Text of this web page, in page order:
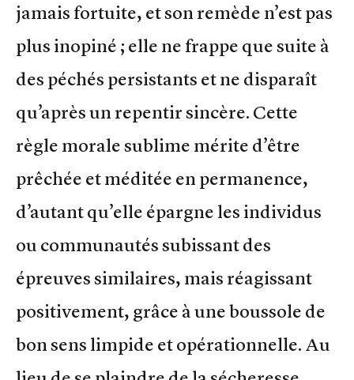
jamais fortuite, et son remède n’est pas
plus inopiné ; elle ne frappe que suite à
des péchés persistants et ne disparaît
qu’après un repentir sincère. Cette
règle morale sublime mérite d’être
prêchée et méditée en permanence,
d’autant qu’elle épargne les individus
ou communautés subissant des
épreuves similaires, mais réagissant
positivement, grâce à une boussole de
bon sens limpide et opérationnelle. Au